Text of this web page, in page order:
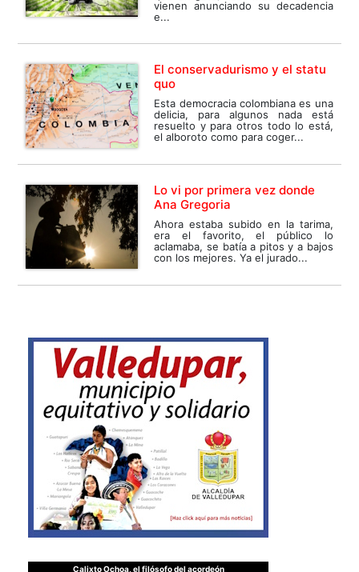
vienen anunciando su decadencia
e...
El conservadurismo y el statu
quo
Esta democracia colombiana es una
delicia, para algunos nada está
resuelto y para otros todo lo está,
el alboroto como para coger...
Lo vi por primera vez donde
Ana Gregoria
Ahora estaba subido en la tarima,
era el favorito, el público lo
aclamaba, se batía a pitos y a bajos
con los mejores. Ya el jurado...
Calixto Ochoa, el filósofo del acordeón